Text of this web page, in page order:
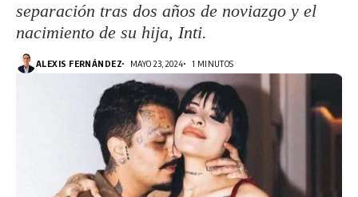
separación tras dos años de noviazgo y el
nacimiento de su hija, Inti.
ALEXIS FERNÁNDEZ MAYO 23, 2024 1 MINUTOS